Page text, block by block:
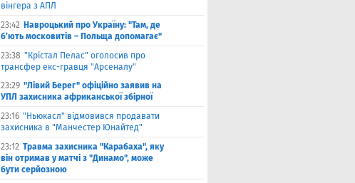
вінгера з АПЛ
23:42 Навроцький про Україну: "Там, де
б’ють московитів – Польща допомагає"
23:38 "Крістал Пелас" оголосив про
трансфер екс-гравця "Арсеналу"
23:29 "Лівий Берег" офіційно заявив на
УПЛ захисника африканської збірної
23:16 "Ньюкасл" відмовився продавати
захисника в "Манчестер Юнайтед"
23:12 Травма захисника "Карабаха", яку
він отримав у матчі з "Динамо", може
бути серйозною